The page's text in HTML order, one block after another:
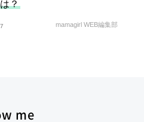
？
mamagirl WEB編集部
me